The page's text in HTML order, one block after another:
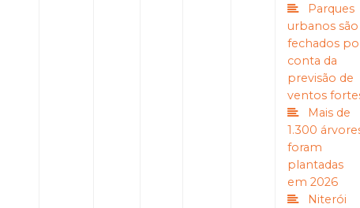
Parques
urbanos são
fechados
conta da
previsão de
ventos
Mais de
1.300
foram
plantadas
em 2026
Niterói